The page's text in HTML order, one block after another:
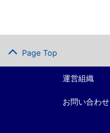
Page Top
運営組織
お問い合わせ